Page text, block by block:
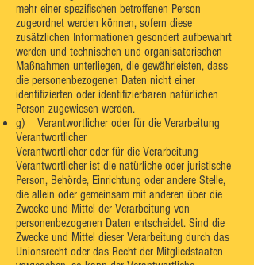
mehr einer spezifischen betroffenen Person
zugeordnet werden können, sofern diese
zusätzlichen Informationen gesondert aufbewahrt
werden und technischen und organisatorischen
Maßnahmen unterliegen, die gewährleisten, dass
die personenbezogenen Daten nicht einer
identifizierten oder identifizierbaren natürlichen
Person zugewiesen werden.
g) Verantwortlicher oder für die Verarbeitung
Verantwortlicher
Verantwortlicher oder für die Verarbeitung
Verantwortlicher ist die natürliche oder juristische
Person, Behörde, Einrichtung oder andere Stelle,
die allein oder gemeinsam mit anderen über die
Zwecke und Mittel der Verarbeitung von
personenbezogenen Daten entscheidet. Sind die
Zwecke und Mittel dieser Verarbeitung durch das
Unionsrecht oder das Recht der Mitgliedstaaten